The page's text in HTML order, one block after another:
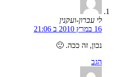
לי עברון-ועקנין
16 במרץ 2010 ב 21:06
נכון, זה ככה. 🙂
הגב